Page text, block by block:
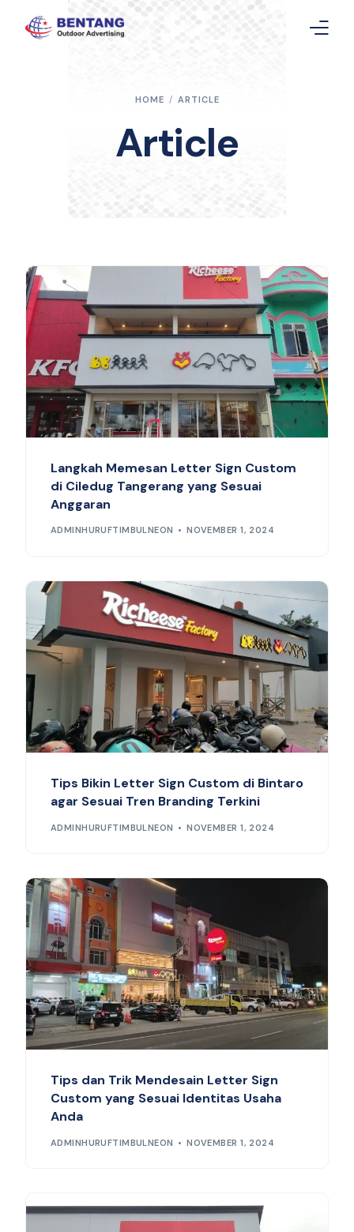
HOME ARTICLE
Article
Langkah Memesan Letter Sign Custom
di Ciledug Tangerang yang Sesuai
Anggaran
ADMINHURUFTIMBULNEON NOVEMBER 1, 2024
Tips Bikin Letter Sign Custom di Bintaro
agar Sesuai Tren Branding Terkini
ADMINHURUFTIMBULNEON NOVEMBER 1, 2024
Tips dan Trik Mendesain Letter Sign
Custom yang Sesuai Identitas Usaha
Anda
ADMINHURUFTIMBULNEON NOVEMBER 1, 2024